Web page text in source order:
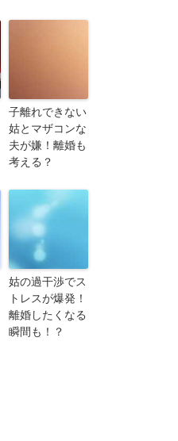
子離れできない
姑とマザコンな
夫が嫌！離婚も
考える？
姑の過干渉でス
トレスが爆発！
離婚したくなる
瞬間も！？